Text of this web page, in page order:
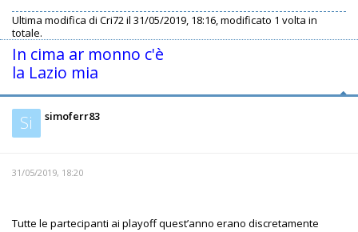
Ultima modifica di Cri72il 31/05/2019, 18:16, modificato 1 volta in
totale.
In cima ar monno c'è
la Lazio mia
Si simoferr83
31/05/2019, 18:20
Tutte le partecipanti ai playoff quest’anno erano discretamente